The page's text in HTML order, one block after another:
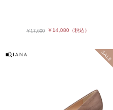
￥17,600 ￥14,080 （税込）